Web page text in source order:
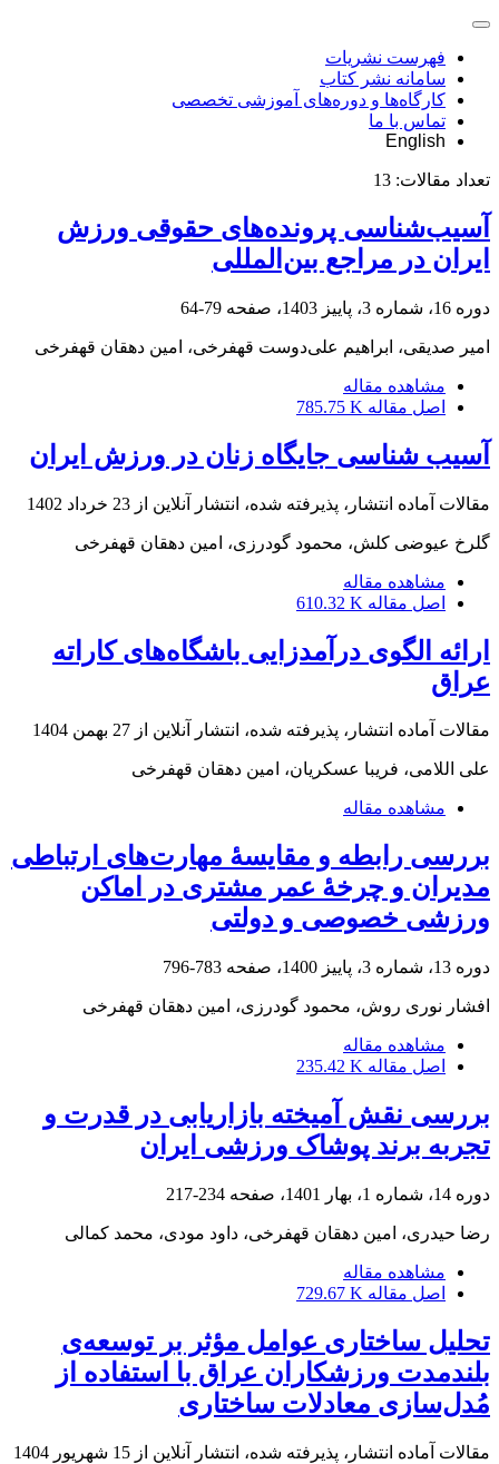
فهرست نشریات
سامانه نشر کتاب
کارگاه‌ها و دوره‌های آموزشی تخصصی
تماس با ما
English
تعداد مقالات: 13
آسیب‌شناسی پرونده‌های حقوقی ورزش
ایران در مراجع بین‌المللی
دوره 16، شماره 3، پاییز 1403، صفحه 79-64
امیر صدیقی، ابراهیم علی‌دوست قهفرخی، امین دهقان قهفرخی
مشاهده مقاله
اصل مقاله 785.75 K
آسیب شناسی جایگاه زنان در ورزش ایران
مقالات آماده انتشار، پذیرفته شده، انتشار آنلاین از 23 خرداد 1402
گلرخ عیوضی کلش، محمود گودرزی، امین دهقان قهفرخی
مشاهده مقاله
اصل مقاله 610.32 K
ارائه الگوی درآمدزایی باشگاه‌های کاراته
عراق
مقالات آماده انتشار، پذیرفته شده، انتشار آنلاین از 27 بهمن 1404
على اللامى، فریبا عسکریان، امین دهقان قهفرخی
مشاهده مقاله
بررسی رابطه و مقایسۀ مهارت‌های ارتباطی
مدیران و چرخۀ عمر مشتری در اماکن
ورزشی خصوصی و دولتی
دوره 13، شماره 3، پاییز 1400، صفحه 783-796
افشار نوری روش، محمود گودرزی، امین دهقان قهفرخی
مشاهده مقاله
اصل مقاله 235.42 K
بررسی نقش آمیخته بازاریابی در قدرت و
تجربه برند پوشاک ورزشی ایران
دوره 14، شماره 1، بهار 1401، صفحه 234-217
رضا حیدری، امین دهقان قهفرخی، داود مودی، محمد کمالی
مشاهده مقاله
اصل مقاله 729.67 K
تحلیل ساختاری عوامل مؤثر بر توسعه‌ی
بلندمدت ورزشکاران عراق با استفاده از
مُدل‌سازی معادلات ساختاری
مقالات آماده انتشار، پذیرفته شده، انتشار آنلاین از 15 شهریور 1404